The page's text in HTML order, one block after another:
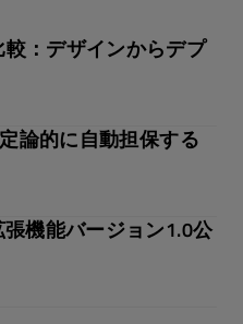
較：デザインからデプ
論的に自動担保する
機能バージョン1.0公